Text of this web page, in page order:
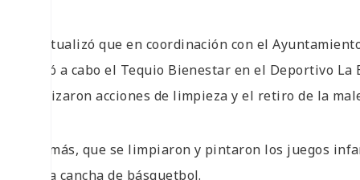
Puntualizó que en coordinación con el
llevó a cabo el Tequio Bienestar en el Deportivo
realizaron acciones de limpieza y el retiro de la
Además, que se limpiaron y pintaron los juegos
de la cancha de básquetbol.